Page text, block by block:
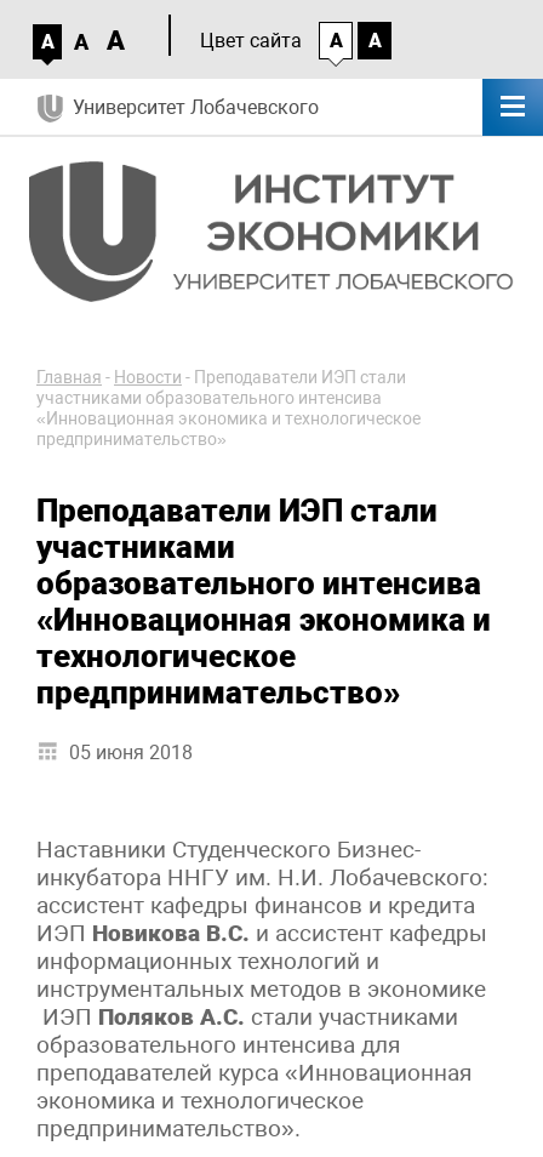
A A A Цвет сайта A A
Университет Лобачевского
Главная - Новости - Преподаватели ИЭП стали
участниками образовательного интенсива
«Инновационная экономика и технологическое
предпринимательство»
Преподаватели ИЭП стали
участниками
образовательного интенсива
«Инновационная экономика и
технологическое
предпринимательство»
05 июня 2018
Наставники Студенческого Бизнес-
инкубатора ННГУ им. Н.И. Лобачевского:
ассистент кафедры финансов и кредита
ИЭП Новикова В.С. и ассистент кафедры
информационных технологий и
инструментальных методов в экономике
ИЭП Поляков А.С. стали участниками
образовательного интенсива для
преподавателей курса «Инновационная
экономика и технологическое
предпринимательство».